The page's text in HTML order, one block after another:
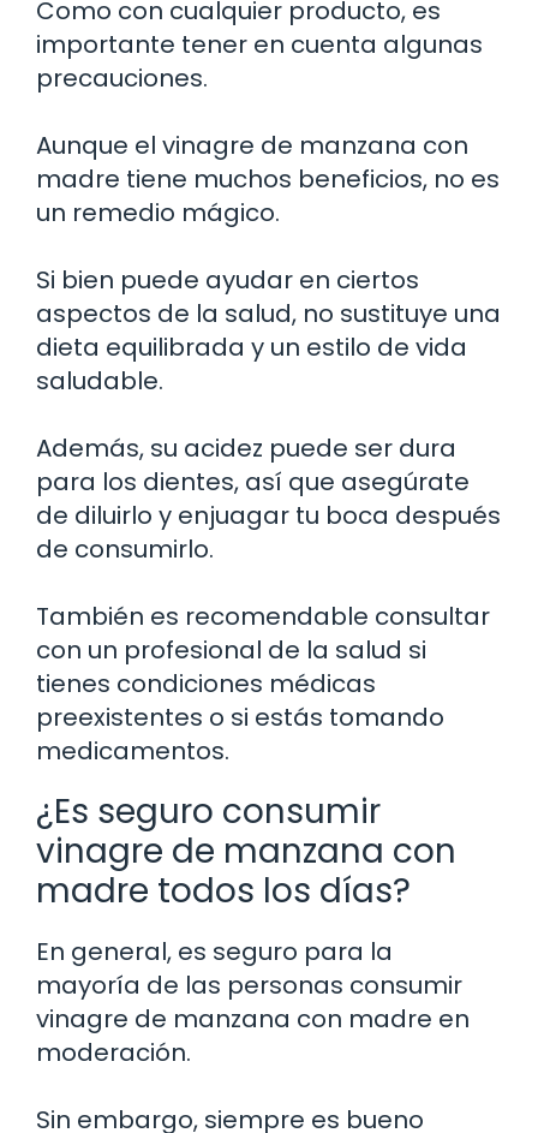
Como con cualquier producto, es
importante tener en cuenta algunas
precauciones.
Aunque el vinagre de manzana con
madre tiene muchos beneficios, no es
un remedio mágico.
Si bien puede ayudar en ciertos
aspectos de la salud, no sustituye una
dieta equilibrada y un estilo de vida
saludable.
Además, su acidez puede ser dura
para los dientes, así que asegúrate
de diluirlo y enjuagar tu boca después
de consumirlo.
También es recomendable consultar
con un profesional de la salud si
tienes condiciones médicas
preexistentes o si estás tomando
medicamentos.
¿Es seguro consumir
vinagre de manzana con
madre todos los días?
En general, es seguro para la
mayoría de las personas consumir
vinagre de manzana con madre en
moderación.
Sin embargo, siempre es bueno